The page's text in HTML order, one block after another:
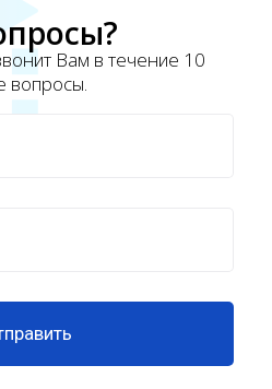
Вам в течение 10
вопросы.